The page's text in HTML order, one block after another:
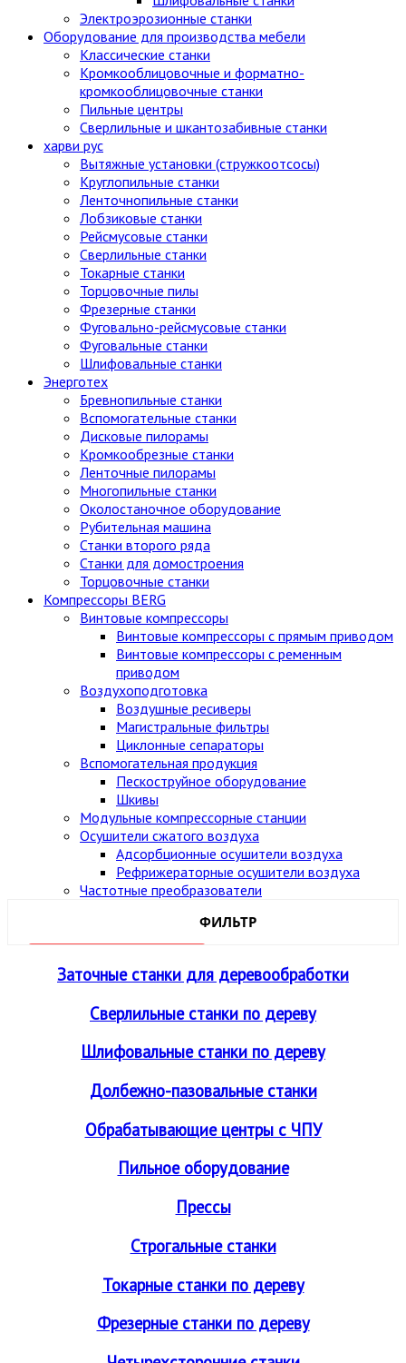
Электроэрозионные станки
Оборудование для производства мебели
Классические станки
Кромкооблицовочные и форматно-
кромкооблицовочные станки
Пильные центры
Сверлильные и шкантозабивные станки
харви рус
Вытяжные установки (стружкоотсосы)
Круглопильные станки
Ленточнопильные станки
Лобзиковые станки
Рейсмусовые станки
Сверлильные станки
Токарные станки
Торцовочные пилы
Фрезерные станки
Фуговально-рейсмусовые станки
Фуговальные станки
Шлифовальные станки
Энерготех
Бревнопильные станки
Вспомогательные станки
Дисковые пилорамы
Кромкообрезные станки
Ленточные пилорамы
Многопильные станки
Околостаночное оборудование
Рубительная машина
Станки второго ряда
Станки для домостроения
Торцовочные станки
Компрессоры BERG
Винтовые компрессоры
Винтовые компрессоры с прямым приводом
Винтовые компрессоры с ременным
приводом
Воздухоподготовка
Воздушные ресиверы
Магистральные фильтры
Циклонные сепараторы
Вспомогательная продукция
Пескоструйное оборудование
Шкивы
Модульные компрессорные станции
Осушители сжатого воздуха
Адсорбционные осушители воздуха
Рефрижераторные осушители воздуха
Частотные преобразователи
ФИЛЬТР
Заточные станки для деревообработки
Сверлильные станки по дереву
Шлифовальные станки по дереву
Долбежно-пазовальные станки
Обрабатывающие центры с ЧПУ
Пильное оборудование
Прессы
Строгальные станки
Токарные станки по дереву
Фрезерные станки по дереву